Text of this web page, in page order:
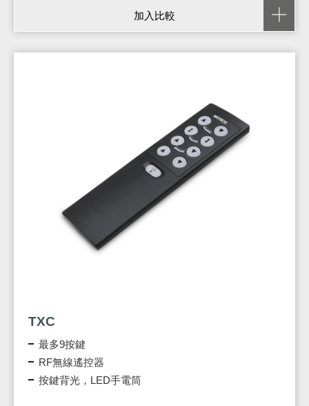
加入比較
TXC
最多9按鍵
RF無線遙控器
按鍵背光，LED手電筒